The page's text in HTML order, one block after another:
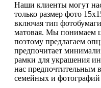
Наши клиенты могут
только размер фото
включая тип
матовая. Мы понимаем
поэтому предлагаем
предпочитает
рамки для украшения
нас предпочтительным
семейных и